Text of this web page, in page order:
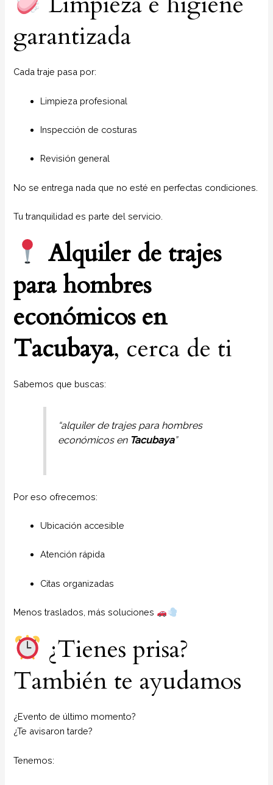
garantizada
Cada traje pasa por:
Limpieza profesional
Inspección de costuras
Revisión general
No se entrega nada que no esté en perfectas condiciones.
Tu tranquilidad es parte del servicio.
Alquiler de trajes
para hombres
económicos en
Tacubaya, cerca de ti
Sabemos que buscas:
“alquiler de trajes para hombres
económicos en Tacubaya”
Por eso ofrecemos:
Ubicación accesible
Atención rápida
Citas organizadas
Menos traslados, más soluciones
¿Tienes prisa?
También te ayudamos
¿Evento de último momento?
¿Te avisaron tarde?
Tenemos: